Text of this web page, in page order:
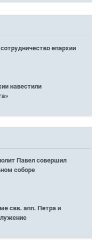
епархии
навестили
Павел совершил
соборе
свв. апп. Петра и